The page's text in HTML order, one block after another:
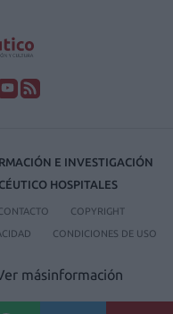
E INVESTIGACIÓN
HOSPITALES
COPYRIGHT
CONDICIONES DE USO